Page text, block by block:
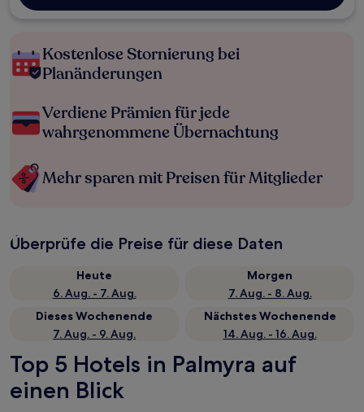
Kostenlose Stornierung bei
Planänderungen
Verdiene Prämien für jede
wahrgenommene Übernachtung
Mehr sparen mit Preisen für Mitglieder
Überprüfe die Preise für diese Daten
Heute
6. Aug. - 7. Aug.
Morgen
7. Aug. - 8. Aug.
Dieses Wochenende
7. Aug. - 9. Aug.
Nächstes Wochenende
14. Aug. - 16. Aug.
Top 5 Hotels in Palmyra auf
einen Blick